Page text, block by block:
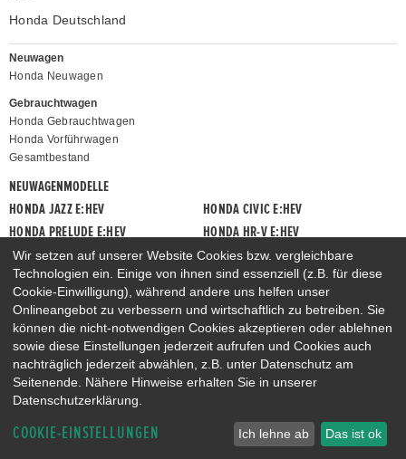
Honda Deutschland
Neuwagen
Honda Neuwagen
Gebrauchtwagen
Honda Gebrauchtwagen
Honda Vorführwagen
Gesamtbestand
NEUWAGENMODELLE
HONDA JAZZ E:HEV
HONDA CIVIC E:HEV
HONDA PRELUDE E:HEV
HONDA HR-V E:HEV
HONDA ZR-V E:HEV
HONDA CR-V E:HEV & E:PHEV
Wir setzen auf unserer Website Cookies bzw. vergleichbare
Technologien ein. Einige von ihnen sind essenziell (z.B. für diese
Cookie-Einwilligung), während andere uns helfen unser
Onlineangebot zu verbessern und wirtschaftlich zu betreiben. Sie
können die nicht-notwendigen Cookies akzeptieren oder ablehnen
sowie diese Einstellungen jederzeit aufrufen und Cookies auch
nachträglich jederzeit abwählen, z.B. unter Datenschutz am
Seitenende. Nähere Hinweise erhalten Sie in unserer
Datenschutzerklärung.
COOKIE-EINSTELLUNGEN Ich lehne ab Das ist ok